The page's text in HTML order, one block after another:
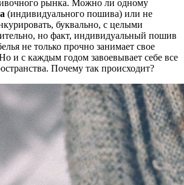
рынка. Можно ли одному
(индивидуального пошива) или не
буквально, с целыми
но факт, индивидуальный пошив
не только прочно занимает свое
и с каждым годом завоевывает себе все
Почему так происходит?